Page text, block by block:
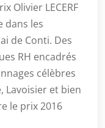
Olivier LECERF
dans les
de Conti. Des
RH encadrés
célèbres
Lavoisier et bien
le prix 2016